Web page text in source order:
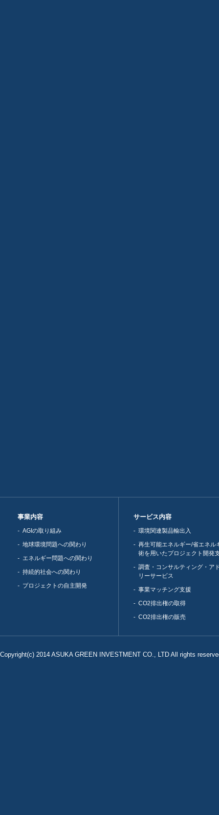
事業内容
AGIの取り組み
地球環境問題への関わり
エネルギー問題への関わり
持続的社会への関わり
プロジェクトの自主開発
サービス内容
環境関連製品輸出入
再生可能エネルギー/省エネル
術を用いたプロジェクト開発
調査・コンサルティング・ア
リーサービス
事業マッチング支援
CO2排出権の取得
CO2排出権の販売
Copyright(c) 2014 ASUKA GREEN INVESTMENT CO., LTD All rights